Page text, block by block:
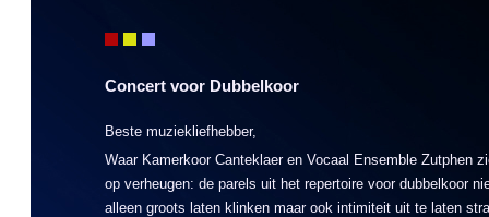
Concert voor Dubbelkoor
Beste muziekliefhebber,
Waar Kamerkoor Canteklaer en Vocaal Ensemble Zutphen
op verheugen: de parels uit het repertoire voor dubbelkoor
alleen groots laten klinken maar ook intimiteit uit te laten